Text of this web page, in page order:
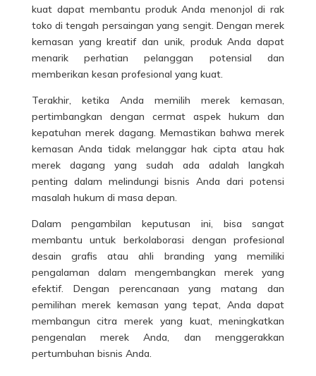
kuat dapat membantu produk Anda menonjol di rak
toko di tengah persaingan yang sengit. Dengan merek
kemasan yang kreatif dan unik, produk Anda dapat
menarik perhatian pelanggan potensial dan
memberikan kesan profesional yang kuat.
Terakhir, ketika Anda memilih merek kemasan,
pertimbangkan dengan cermat aspek hukum dan
kepatuhan merek dagang. Memastikan bahwa merek
kemasan Anda tidak melanggar hak cipta atau hak
merek dagang yang sudah ada adalah langkah
penting dalam melindungi bisnis Anda dari potensi
masalah hukum di masa depan.
Dalam pengambilan keputusan ini, bisa sangat
membantu untuk berkolaborasi dengan profesional
desain grafis atau ahli branding yang memiliki
pengalaman dalam mengembangkan merek yang
efektif. Dengan perencanaan yang matang dan
pemilihan merek kemasan yang tepat, Anda dapat
membangun citra merek yang kuat, meningkatkan
pengenalan merek Anda, dan menggerakkan
pertumbuhan bisnis Anda.